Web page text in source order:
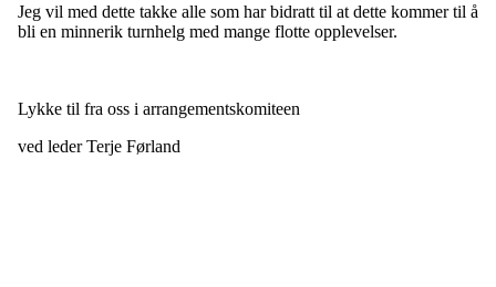
Jeg vil med dette takke alle som har bidratt til at dette kommer til å
bli en minnerik turnhelg med mange flotte opplevelser.
Lykke til fra oss i arrangementskomiteen
ved leder Terje Førland